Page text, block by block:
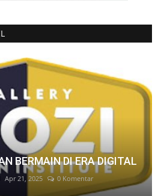
BERMAIN DI ERA DIGITAL
Apr 21, 2025
0 Komentar